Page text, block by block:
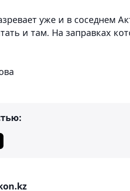
уже и в соседнем
и там. На заправках